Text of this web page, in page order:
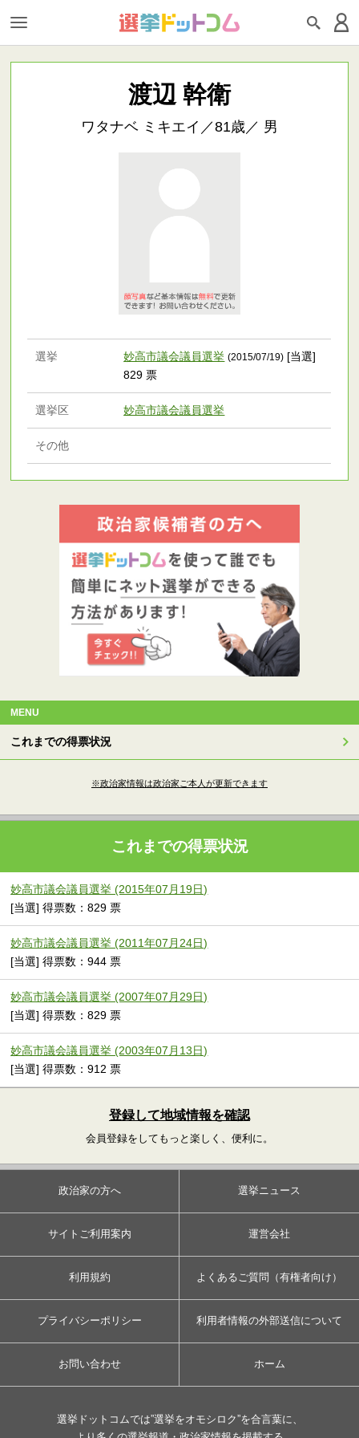
渡辺 幹衛
ワタナベ ミキエイ／81歳／ 男
選挙 妙高市議会議員選挙 (2015/07/19) [当選]
829 票
選挙区 妙高市議会議員選挙
その他
MENU
これまでの得票状況
※政治家情報は政治家ご本人が更新できます
これまでの得票状況
妙高市議会議員選挙 (2015年07月19日)
[当選] 得票数：829 票
妙高市議会議員選挙 (2011年07月24日)
[当選] 得票数：944 票
妙高市議会議員選挙 (2007年07月29日)
[当選] 得票数：829 票
妙高市議会議員選挙 (2003年07月13日)
[当選] 得票数：912 票
登録して地域情報を確認
会員登録をしてもっと楽しく、便利に。
政治家の方へ 選挙ニュース
サイトご利用案内 運営会社
利用規約 よくあるご質問（有権者向け）
プライバシーポリシー 利用者情報の外部送信について
お問い合わせ ホーム
選挙ドットコムでは”選挙をオモシロク”を合言葉に、